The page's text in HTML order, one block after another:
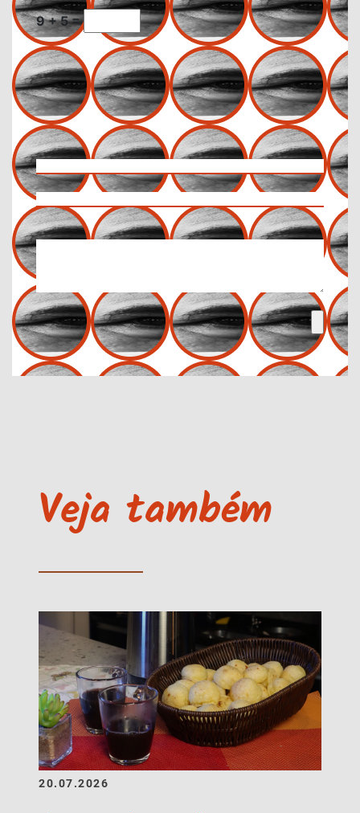
9 + 5 =
Veja também
20.07.2026